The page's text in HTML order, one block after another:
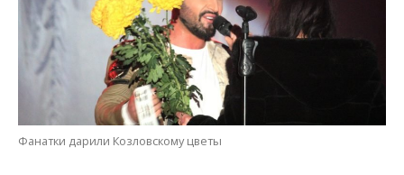
Фанатки дарили Козловскому цветы